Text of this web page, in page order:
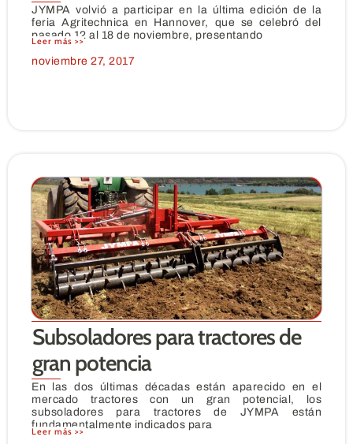
JYMPA volvió a participar en la última edición de la
feria Agritechnica en Hannover, que se celebró del
pasado 12 al 18 de noviembre, presentando
Leer más >>
noviembre 27, 2017
Subsoladores para tractores de
gran potencia
En las dos últimas décadas están aparecido en el
mercado tractores con un gran potencial, los
subsoladores para tractores de JYMPA están
fundamentalmente indicados para
Leer más >>